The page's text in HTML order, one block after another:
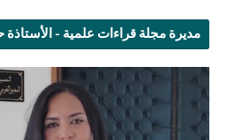
مديرة مجلة قراءات علمية - الأستاذة